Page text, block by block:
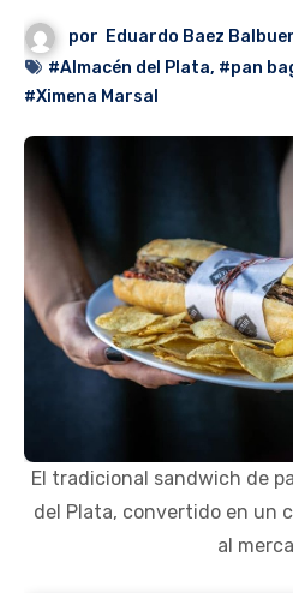
por Eduardo Baez
#Almacén del Plata, #pan
#Ximena Marsal
El tradicional sandwich de
del Plata, convertido en un
al